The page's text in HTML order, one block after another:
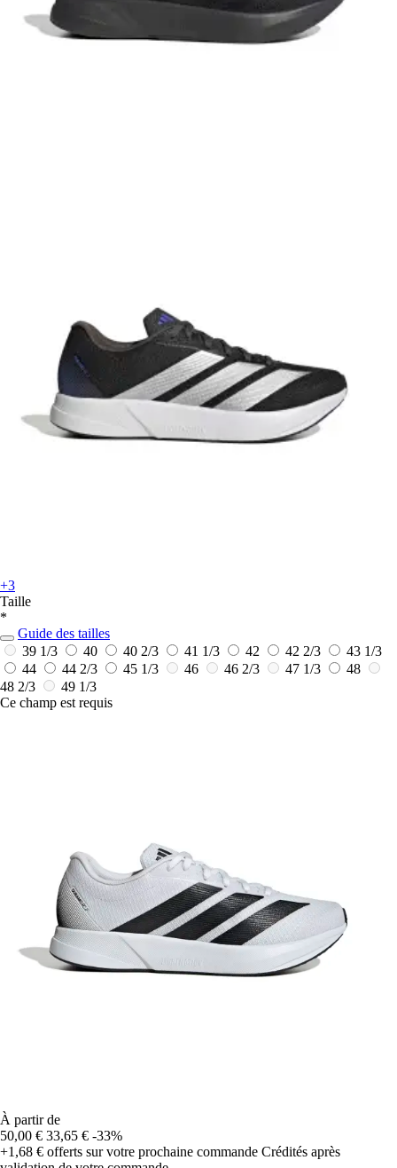
+3
Taille
*
Guide des tailles
39 1/3
40 40 2/3 41 1/3 42 42 2/3
43 1/3
44
44 2/3 45 1/3 46 46 2/3 47 1/3
48
48 2/3
49 1/3
Ce champ est requis
À partir de
50,00 € 33,65 € -33%
+1,68 € offerts sur votre prochaine commande Crédités après